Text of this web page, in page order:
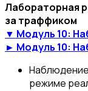
Лабораторная
за траффиком
▼ Модуль 10:
► Модуль 10:
режиме